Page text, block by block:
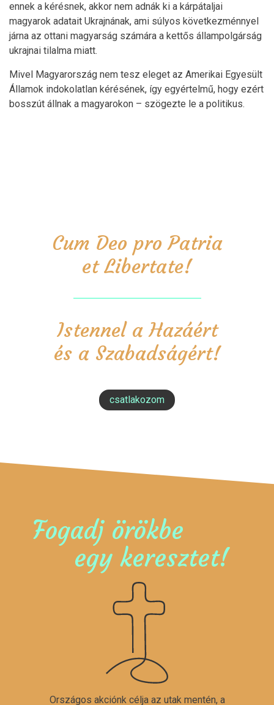
ennek a kérésnek, akkor nem adnák ki a kárpátaljai
magyarok adatait Ukrajnának, ami súlyos következménnyel
járna az ottani magyarság számára a kettős állampolgárság
ukrajnai tilalma miatt.
Mivel Magyarország nem tesz eleget az Amerikai Egyesült
Államok indokolatlan kérésének, így egyértelmű, hogy ezért
bosszút állnak a magyarokon – szögezte le a politikus.
Cum Deo pro Patria
et Libertate!
Istennel a Hazáért
és a Szabadságért!
csatlakozom
Fogadj örökbe
egy keresztet!
Országos akciónk célja az utak mentén, a